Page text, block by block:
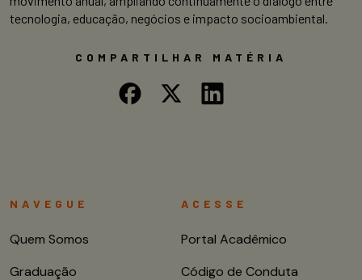
tecnologia, educação, negócios e impacto socioambiental.
COMPARTILHAR MATÉRIA
NAVEGUE
Quem Somos
Graduação
ACESSE
Portal Acadêmico
Código de Conduta